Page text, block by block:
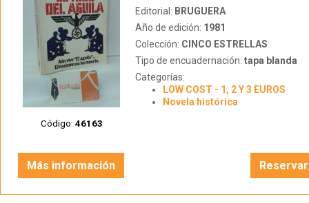
Código: 46163
Editorial: BRUGUERA
Año de edición: 1981
Colección: CINCO ESTRELLAS
Tipo de encuadernación: tapa blanda
Categorías:
LOW COST - 1, 2 Y 3 EUROS
Novela histórica
Más información